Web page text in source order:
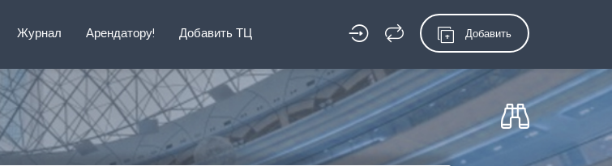
Журнал Арендатору! Добавить ТЦ Добавить